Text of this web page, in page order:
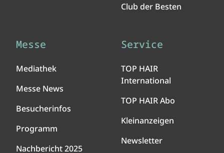
Club der Besten
Messe
Mediathek
Messe News
Besucherinfos
Programm
Nachbericht 2025
Service
TOP HAIR
International
TOP HAIR Abo
Kleinanzeigen
Newsletter